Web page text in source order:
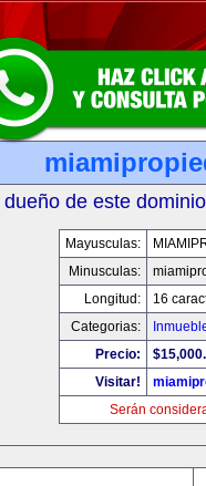
dueño de este
Mayusculas:
Minusculas:
Longitud:
16
Categorias:
Precio:
Visitar!
Serán